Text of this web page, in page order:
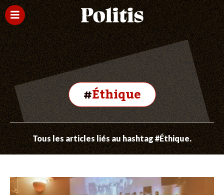
#Éthique
Tous les articles liés au hashtag #Éthique.